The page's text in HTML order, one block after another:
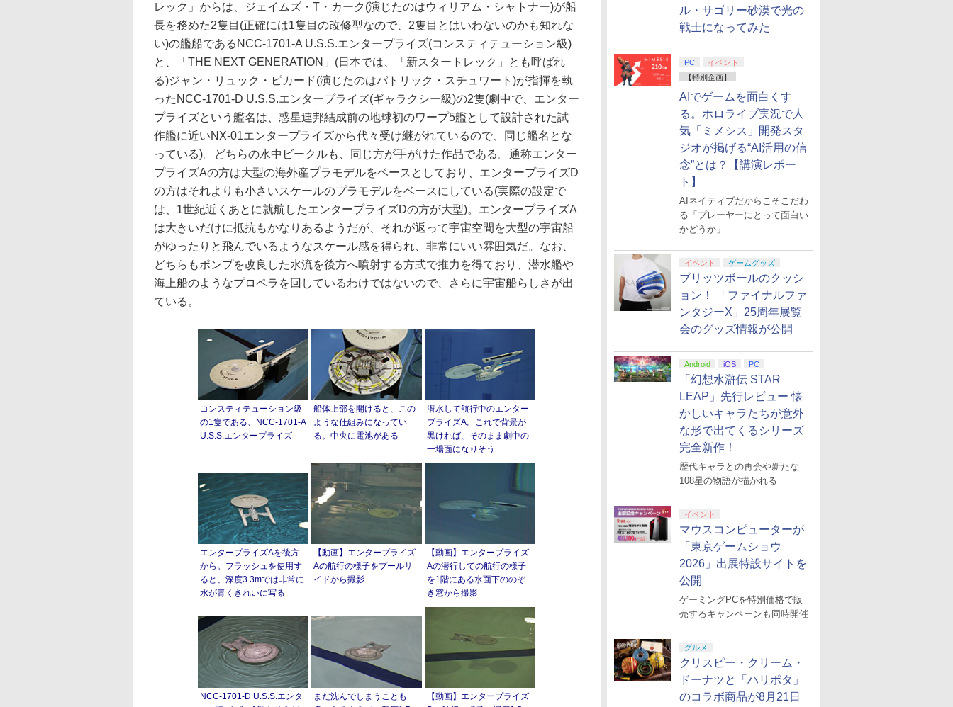
ル・サゴリー砂漠で光の
戦士になってみた
PC
イベント
【特別企画】
AIでゲームを面白くす
る。ホロライブ実況で人
気「ミメシス」開発スタ
ジオが掲げる“AI活用の信
念”とは？【講演レポー
ト】
AIネイティブだからこそこだわ
る「プレーヤーにとって面白い
かどうか」
イベント ゲームグッズ
ブリッツボールのクッシ
ョン！ 「ファイナルファ
ンタジーX」25周年展覧
会のグッズ情報が公開
Android iOS PC
「幻想水滸伝 STAR
LEAP」先行レビュー 懐
かしいキャラたちが意外
な形で出てくるシリーズ
完全新作！
歴代キャラとの再会や新たな
108星の物語が描かれる
イベント
マウスコンピューターが
「東京ゲームショウ
2026」出展特設サイトを
公開
ゲーミングPCを特別価格で販
売するキャンペーンも同時開催
グルメ
クリスピー・クリーム・
ドーナツと「ハリポタ」
のコラボ商品が8月21日
レック」からは、ジェイムズ・T・カーク(演じたのはウィリアム・シャトナー)が船
長を務めた2隻目(正確には1隻目の改修型なので、2隻目とはいわないのかも知れな
い)の艦船であるNCC-1701-A U.S.S.エンタープライズ(コンスティテューション級)
と、「THE NEXT GENERATION」(日本では、「新スタートレック」とも呼ばれ
る)ジャン・リュック・ピカード(演じたのはパトリック・スチュワート)が指揮を執
ったNCC-1701-D U.S.S.エンタープライズ(ギャラクシー級)の2隻(劇中で、エンター
プライズという艦名は、惑星連邦結成前の地球初のワープ5艦として設計された試
作艦に近いNX-01エンタープライズから代々受け継がれているので、同じ艦名とな
っている)。どちらの水中ビークルも、同じ方が手がけた作品である。通称エンター
プライズAの方は大型の海外産プラモデルをベースとしており、エンタープライズD
の方はそれよりも小さいスケールのプラモデルをベースにしている(実際の設定で
は、1世紀近くあとに就航したエンタープライズDの方が大型)。エンタープライズA
は大きいだけに抵抗もかなりあるようだが、それが返って宇宙空間を大型の宇宙船
がゆったりと飛んでいるようなスケール感を得られ、非常にいい雰囲気だ。なお、
どちらもポンプを改良した水流を後方へ噴射する方式で推力を得ており、潜水艦や
海上船のようなプロペラを回しているわけではないので、さらに宇宙船らしさが出
ている。
コンスティテューション級
の1隻である、NCC-1701-A
U.S.S.エンタープライズ
船体上部を開けると、この
ような仕組みになってい
る。中央に電池がある
潜水して航行中のエンター
プライズA。これで背景が
黒ければ、そのまま劇中の
一場面になりそう
エンタープライズAを後方
から。フラッシュを使用す
ると、深度3.3mでは非常に
水が青くきれいに写る
【動画】エンタープライズ
Aの航行の様子をプールサ
イドから撮影
【動画】エンタープライズ
Aの潜行しての航行の様子
を1階にある水面下ののぞ
き窓から撮影
NCC-1701-D U.S.S.エンタ
まだ沈んでしまうことも
【動画】エンタープライズ